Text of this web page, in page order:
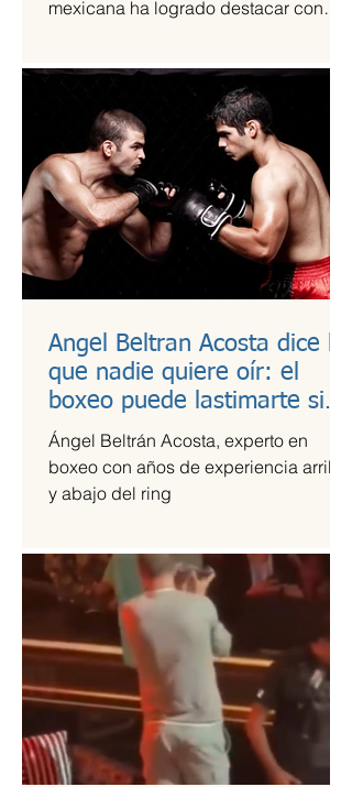
mexicana ha logrado destacar con
marca de burritos norteños creada por
la emprendedora Camila García-
Castells, que combina tradición
culinaria con innovación y conciencia
nutricional.
Angel Beltran Acosta dice lo
que nadie quiere oír: el
boxeo puede lastimarte si
no te cuidas
Ángel Beltrán Acosta, experto en
boxeo con años de experiencia arriba
y abajo del ring